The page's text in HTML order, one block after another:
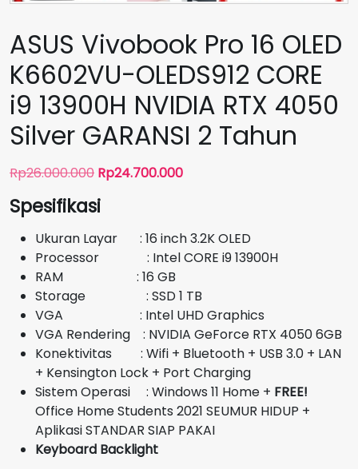
ASUS Vivobook Pro 16 OLED
K6602VU-OLEDS912 CORE
i9 13900H NVIDIA RTX 4050
Silver GARANSI 2 Tahun
Rp26.000.000 Harga
adalah:
Rp26.000.000.
Rp24.700.000Harga
adalah:
Rp24.700.000.
Spesifikasi
Ukuran Layar : 16 inch 3.2K OLED
Processor : Intel CORE i9 13900H
RAM : 16 GB
Storage : SSD 1 TB
VGA : Intel UHD Graphics
VGA Rendering : NVIDIA GeForce RTX 4050 6GB
Konektivitas : Wifi + Bluetooth + USB 3.0 + LAN
+ Kensington Lock + Port Charging
Sistem Operasi : Windows 11 Home + FREE!
Office Home Students 2021 SEUMUR HIDUP +
Aplikasi STANDAR SIAP PAKAI
Keyboard Backlight